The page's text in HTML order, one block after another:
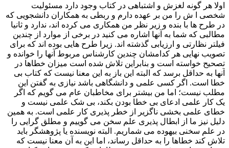
اولا هر گونه لغزش و اشتباهی در کتاب وجود دارد مسئولیت
شخصی ا ش را من بر عهده دارم و ربطی به همکاران دانشجویی که
در طرح ها با بنده و زیر نظر من همکاری می کرده اند، ندارد و ثانیا
مطالبی که شما به آنها اشاره می کنید در برخی از موارد از چندین
فیلتر نظارتی و ارزیابی گذشته اند. زیرا طرح هایی بوده اند که برای
تصویب نهایی هر کدامشان چندین کارشناس مربوط آنها را خوانده و
تصحیح خواسته است و بنابراین تلاش شده است میزان خطاها در
آنها به حداقل برسد که البته این باز به این معنا نیست که کتاب بی
خطا است. اگر کسی علمی و دانشگاهی باشد نیازی به گفتن این
مطلب نیست؛ اما من بیشتر برای مخاطبان عام می گویم که اگر
یک کار علمی ادعای بی خطا بودن بکند، بی شک علمی نیست و
خطای علمی بخشی ناگزیر از خطر پذیری کار علمی است. به همین
دلیل نیز ما از ابطال پذیری علم سخن می گوییم و مطلق گرایی را
در علم سخنی بیهوده می شماریم. البته نویسنده یا پژوهشگر باید
تلاش کند خطاها را به حداقل رساند، اما این به آن معنا نیست که